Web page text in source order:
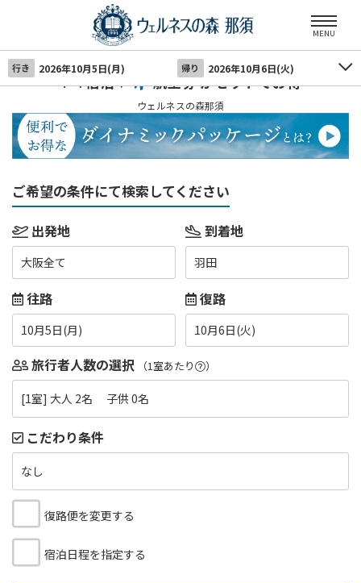
MENU
行き 2026年10月5日(月) 帰り 2026年10月6日(火)
宿泊＋ 航空券 がセットでお得
ウェルネスの森那須
ご希望の条件にて検索してください
出発地
大阪全て
到着地
羽田
往路
10月5日(月)
復路
10月6日(火)
旅行者人数の選択 （1室あたり ）
[1室] 大人 2名 子供 0名
こだわり条件
なし
復路便を変更する
宿泊日程を指定する